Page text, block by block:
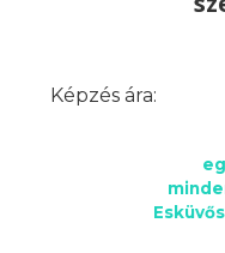
Képzés ára: